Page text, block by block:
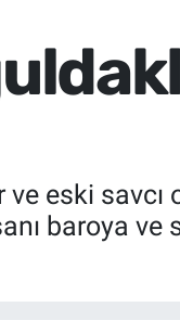
eski savcı
baroya ve